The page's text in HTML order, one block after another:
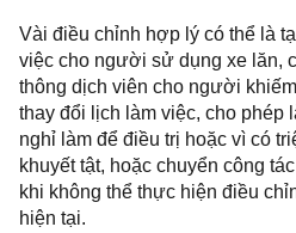
Vài điều chỉnh hợp lý có thể là
việc cho người sử dụng xe lăn,
thông dịch viên cho người
thay đổi lịch làm việc, cho phép
nghỉ làm để điều trị hoặc vì có
khuyết tật, hoặc chuyển công
khi không thể thực hiện điều
hiện tại.